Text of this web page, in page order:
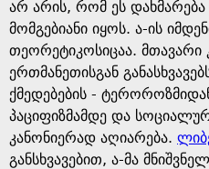
არ არის, რომ ეს
მომგებიანი იყოს. ა-ის
თეორეტიკოსიცაა.
ერთმანეთისგან
ქმედებების -
პაციფიზმამდე და
კანონიერად აღიარება.
განსხვავებით, ა-მა